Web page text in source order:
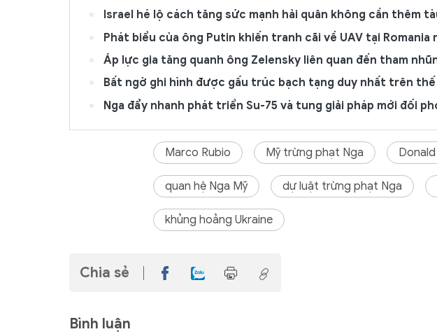
Israel hé lộ cách tăng sức mạnh hải quân không cần thêm
Phát biểu của ông Putin khiến tranh cãi về UAV tại Romania
Áp lực gia tăng quanh ông Zelensky liên quan đến tham
Bất ngờ ghi hình được gấu trúc bạch tạng duy nhất trên
Nga đẩy nhanh phát triển Su-75 và tung giải pháp mới đối
Marco Rubio Mỹ trừng phạt Nga
quan hệ Nga Mỹ dự luật trừng phạt Nga
khủng hoảng Ukraine
Chia sẻ
Bình luận